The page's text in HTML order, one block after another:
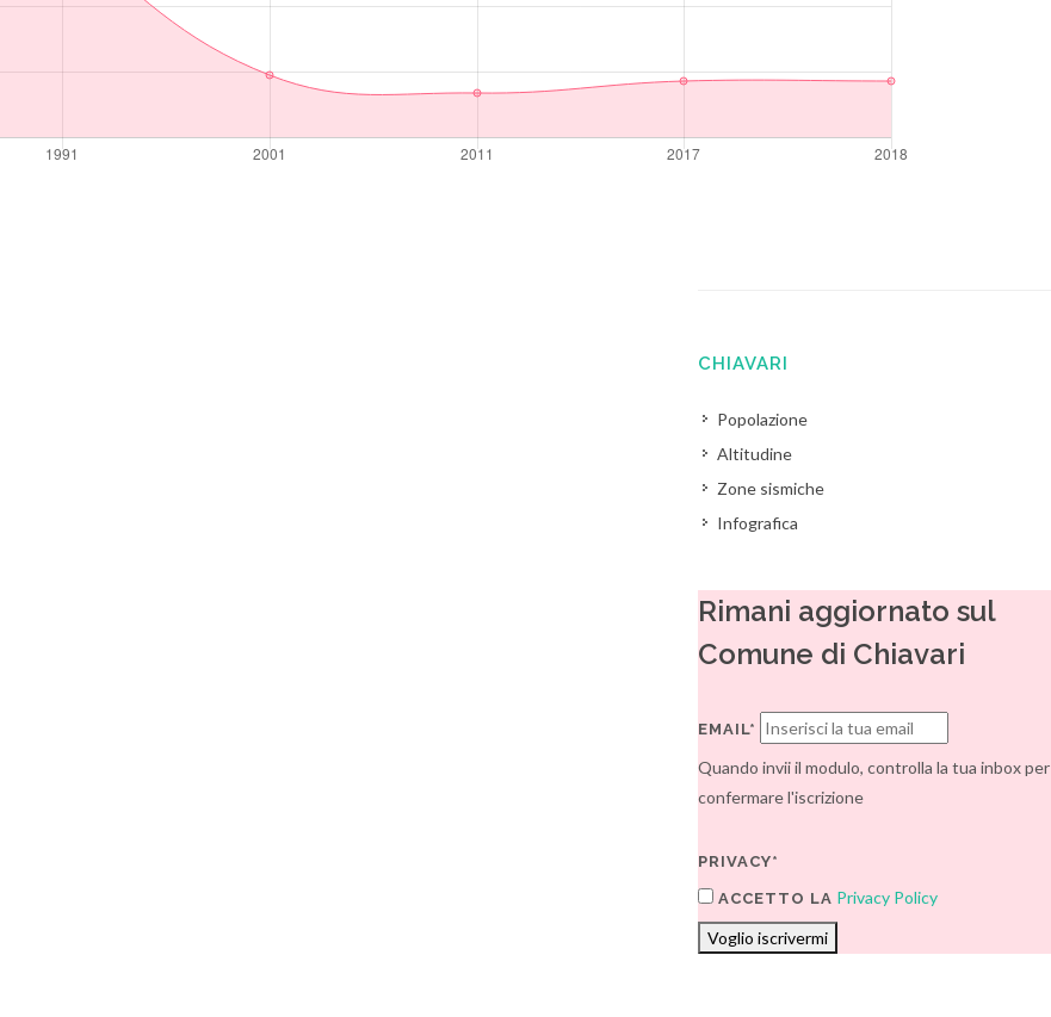
CHIAVARI
Popolazione
Altitudine
Zone sismiche
Infografica
Rimani aggiornato sul
Comune di Chiavari
EMAIL*
Quando invii il modulo, controlla la tua inbox per
confermare l'iscrizione
PRIVACY*
ACCETTO LA Privacy Policy
Voglio iscrivermi